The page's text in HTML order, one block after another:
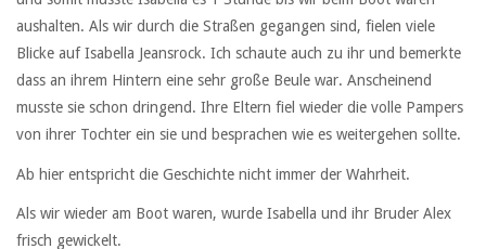
aushalten. Als wir durch die Straßen gegangen sind, fielen viele
Blicke auf Isabella Jeansrock. Ich schaute auch zu ihr und bemerkte
dass an ihrem Hintern eine sehr große Beule war. Anscheinend
musste sie schon dringend. Ihre Eltern fiel wieder die volle Pampers
von ihrer Tochter ein sie und besprachen wie es weitergehen sollte.
Ab hier entspricht die Geschichte nicht immer der Wahrheit.
Als wir wieder am Boot waren, wurde Isabella und ihr Bruder Alex
frisch gewickelt.